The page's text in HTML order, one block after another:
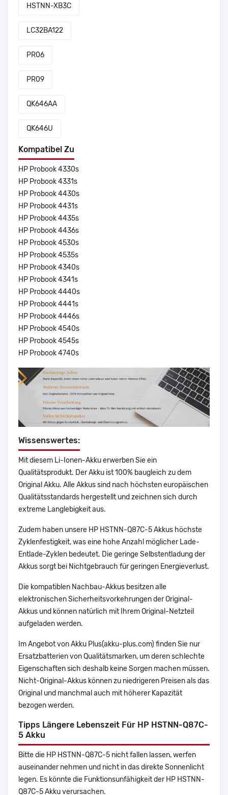
HSTNN-XB3C
LC32BA122
PR06
PR09
QK646AA
QK646U
Kompatibel Zu
HP Probook 4330s
HP Probook 4331s
HP Probook 4430s
HP Probook 4431s
HP Probook 4435s
HP Probook 4436s
HP Probook 4530s
HP Probook 4535s
HP Probook 4340s
HP Probook 4341s
HP Probook 4440s
HP Probook 4441s
HP Probook 4446s
HP Probook 4540s
HP Probook 4545s
HP Probook 4740s
Wissenswertes:
Mit diesem Li-Ionen-Akku erwerben Sie ein
Qualitätsprodukt. Der Akku ist 100% baugleich zu dem
Original Akku. Alle Akkus sind nach höchsten europäischen
Qualitätsstandards hergestellt und zeichnen sich durch
extreme Langlebigkeit aus.
Zudem haben unsere HP HSTNN-Q87C-5 Akkus höchste
Zyklenfestigkeit, was eine hohe Anzahl möglicher Lade-
Entlade-Zyklen bedeutet. Die geringe Selbstentladung der
Akkus sorgt bei Nichtgebrauch für geringen Energieverlust.
Die kompatiblen Nachbau-Akkus besitzen alle
elektronischen Sicherheitsvorkehrungen der Original-
Akkus und können natürlich mit Ihrem Original-Netzteil
aufgeladen werden.
Im Angebot von Akku Plus(akku-plus.com) finden Sie nur
Ersatzbatterien von Qualitätsmarken, um deren schlechte
Eigenschaften sich deshalb keine Sorgen machen müssen.
Nicht-Original-Akkus können zu niedrigeren Preisen als das
Original und manchmal auch mit höherer Kapazität
bezogen werden.
Tipps Längere Lebenszeit Für HP HSTNN-Q87C-
5 Akku
Bitte die HP HSTNN-Q87C-5 nicht fallen lassen, werfen
auseinander nehmen und nicht in das direkte Sonnenlicht
legen. Es könnte die Funktionsunfähigkeit der HP HSTNN-
Q87C-5 Akku verursachen.